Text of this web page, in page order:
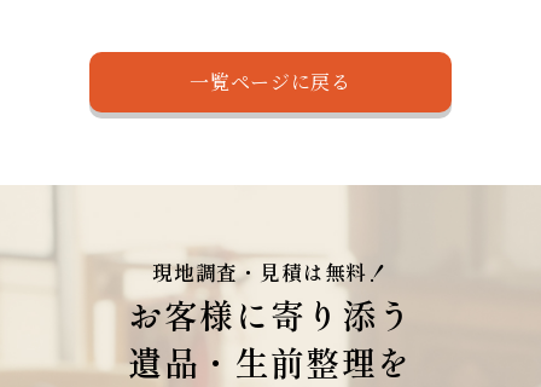
一覧ページに戻る
現地調査・見積は無料！
お客様に寄り添う
遺品・生前整理を